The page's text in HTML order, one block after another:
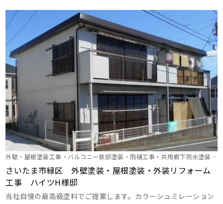
外壁・屋根塗装工事・バルコニー鉄部塗装・雨樋工事・共用廊下防水塗装・
階段鉄部塗装・その他
さいたま市緑区 外壁塗装・屋根塗装・外装リフォーム
工事 ハイツH様邸
当社自慢の最高級塗料でご提案します。カラーシュミレーション